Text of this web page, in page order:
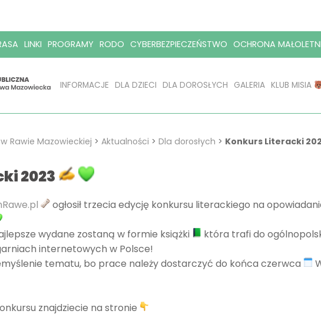
LINKI PROGRAMY RODO CYBERBEZPIECZEŃSTWO OCHRONA
INFORMACJE DLA DZIECI DLA DOROSŁYCH GALERIA KLUB MISIA
Rawie Mazowieckiej > Aktualności > Dla dorosłych > Konkurs Literacki
2023
ogłosił trzecia edycję konkursu literackiego na
wydane zostaną w formie książki
która trafi do
internetowych w Polsce!
tematu, bo prace należy dostarczyć do końca czerwca
znajdziecie na stronie